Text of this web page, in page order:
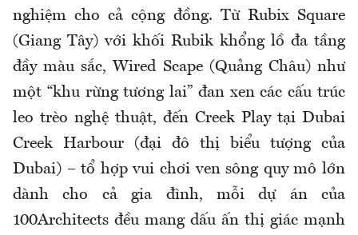
nghiệm cho cả cộng đồng. Từ Rubix Square
(Giang Tây) với khối Rubik khổng lồ đa tầng
đầy màu sắc, Wired Scape (Quảng Châu) như
một “khu rừng tương lai” đan xen các cấu trúc
leo trèo nghệ thuật, đến Creek Play tại Dubai
Creek Harbour (đại đô thị biểu tượng của
Dubai) – tổ hợp vui chơi ven sông quy mô lớn
dành cho cả gia đình, mỗi dự án của
100Architects đều mang dấu ấn thị giác mạnh